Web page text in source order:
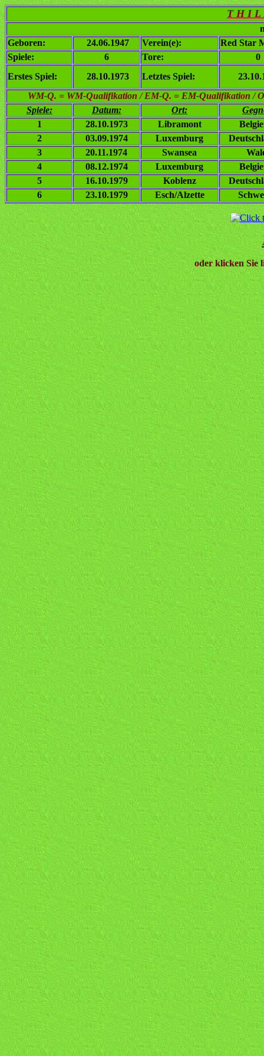
T H I L
Geboren:
24.06.1947 Verein(e):
Red Star
Spiele:
6 Tore:
0
Erstes Spiel:
28.10.1973 Letztes Spiel:
WM-Q. = WM-Qualifikation / EM-Q. = EM-Qualifikation /
Spiele:
Datum: Ort:
1
28.10.1973 Libramont
2
03.09.1974 Luxemburg
3
20.11.1974 Swansea
4
08.12.1974 Luxemburg
5
16.10.1979 Koblenz
6
23.10.1979 Esch/Alzette
oder klicken Sie